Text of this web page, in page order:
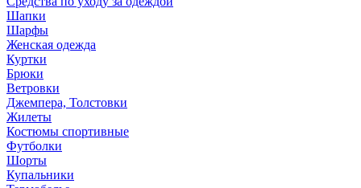
Шапки
Шарфы
Женская одежда
Куртки
Брюки
Ветровки
Джемпера, Толстовки
Жилеты
Костюмы спортивные
Футболки
Шорты
Купальники